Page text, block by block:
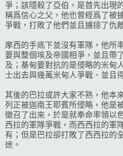
爭；該隱殺了亞伯，是首先出現
稱爲信心之父，他也曾經爲了被
爭戰，打敗了他們並且擄掠了仇
摩西的手底下並沒有軍隊，他所
要與整個埃及帝國相爭，並且帶
及；基甸要對抗的是侵略的米甸
士出去與幾萬米甸人爭戰、並且
其後的巴拉或許大家不熟，他本
列正被迦南王耶賓所侵略，他是
徵召了出來，於是就奉命率領以
西拉的軍隊爭戰，而西西拉的軍
有；但是巴拉卻打敗了西西拉的
途。